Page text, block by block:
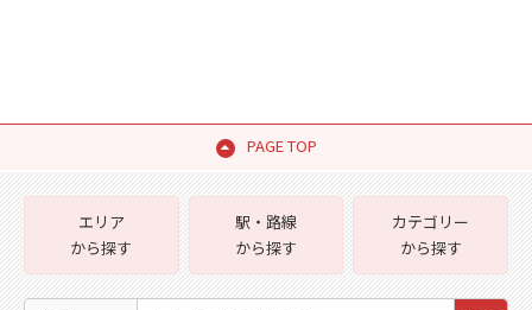
PAGE TOP
エリア
から探す
駅・路線
から探す
カテゴリー
から探す